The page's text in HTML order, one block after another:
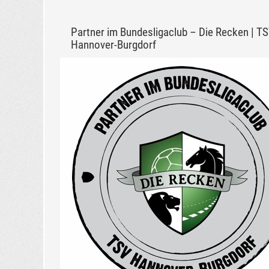
Partner im Bundesligaclub – Die Recken |
Hannover-Burgdorf